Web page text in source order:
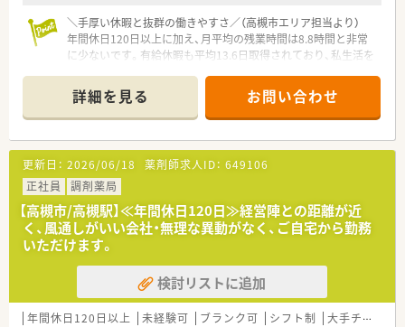
＼手厚い休暇と抜群の働きやすさ／（高槻市エリア担当より）
年間休日120日以上に加え、月平均の残業時間は8.8時間と非常
に少ないです。有給休暇も平均13.6日取得されており、私生活を
＊------------------------------------------＊
【店舗情報と応需状況について】
■富田駅から徒歩30秒という抜群のアクセスを誇り、駅の目の
前にあるため毎日の通勤が非常に便利な店舗でございます。
■面処方の応需枚数が増加傾向にあるほか、地域医療への貢献を
目指して東北から沖縄まで展開する在宅業務も実施していま
す。
■お薬の調剤だけでなく健康食品の販売なども行っており、患者
様の健康維持を多角的な視点から支えられる薬局です。
【想定される業務内容】
■富田エリアおよび中穂積の店舗へ持ち込まれる多様な処方箋
に基づき、正確な調剤業務や多角的な監査業務を行います。
■患者様一人ひとりに寄り添い、お薬の正しい使い方やかかりつ
け薬剤師業務を含む丁寧な服薬指導を実施する業務です。
詳細を見る お問い合わせ
更新日： 2026/06/18 薬剤師求人ID： 649106
正社員
調剤薬局
【高槻市/高槻駅】≪年間休日120日≫経営陣との距離が近
く、風通しがいい会社・無理な異動がなく、ご自宅から勤務
いただけます。
検討リストに追加
年間休日120日以上 未経験可 ブランク可 シフト制 大手チェーン以外